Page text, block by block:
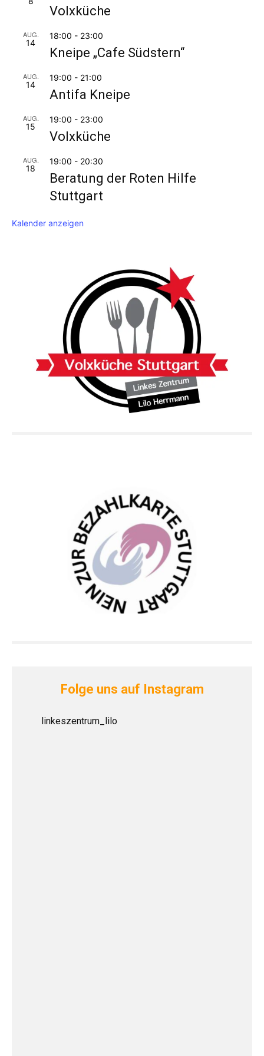
Volxküche
AUG.
14
18:00 - 23:00
Kneipe „Cafe Südstern“
AUG.
14
19:00 - 21:00
Antifa Kneipe
AUG.
15
19:00 - 23:00
Volxküche
AUG.
18
19:00 - 20:30
Beratung der Roten Hilfe
Stuttgart
Kalender anzeigen
Folge uns auf Instagram
linkeszentrum_lilo